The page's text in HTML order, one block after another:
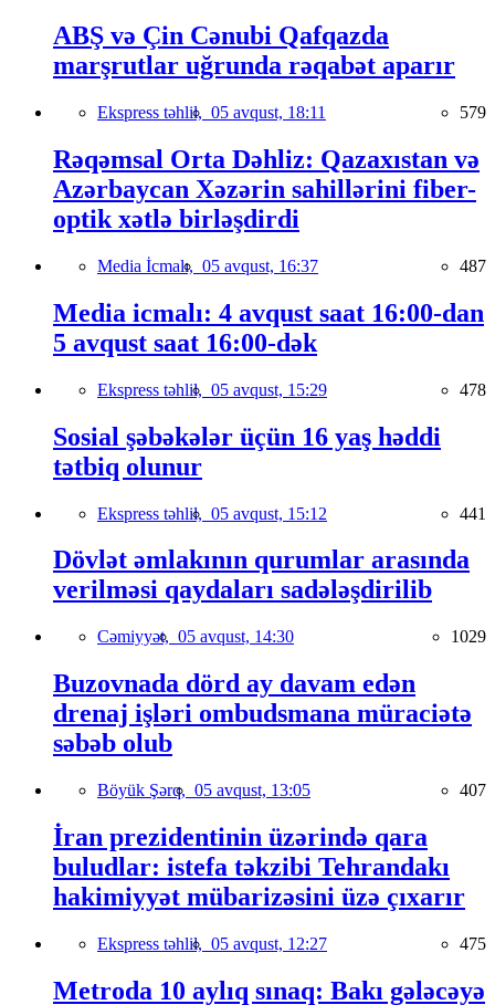
ABŞ və Çin Cənubi Qafqazda
marşrutlar uğrunda rəqabət aparır
Ekspress təhlil, 05 avqust, 18:11 579
Rəqəmsal Orta Dəhliz: Qazaxıstan və
Azərbaycan Xəzərin sahillərini fiber-
optik xətlə birləşdirdi
Media İcmalı, 05 avqust, 16:37 487
Media icmalı: 4 avqust saat 16:00-dan
5 avqust saat 16:00-dək
Ekspress təhlil, 05 avqust, 15:29 478
Sosial şəbəkələr üçün 16 yaş həddi
tətbiq olunur
Ekspress təhlil, 05 avqust, 15:12 441
Dövlət əmlakının qurumlar arasında
verilməsi qaydaları sadələşdirilib
Cəmiyyət, 05 avqust, 14:30 1029
Buzovnada dörd ay davam edən
drenaj işləri ombudsmana müraciətə
səbəb olub
Böyük Şərq, 05 avqust, 13:05 407
İran prezidentinin üzərində qara
buludlar: istefa təkzibi Tehrandakı
hakimiyyət mübarizəsini üzə çıxarır
Ekspress təhlil, 05 avqust, 12:27 475
Metroda 10 aylıq sınaq: Bakı gələcəyə